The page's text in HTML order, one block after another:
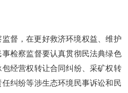
督，在更好救济环境权益、维护
检察监督要认真贯彻民法典绿色
经营权转让合同纠纷、采矿权转
纠纷等涉生态环境民事诉讼和民